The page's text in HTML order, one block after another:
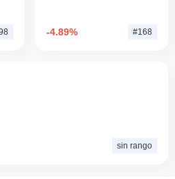
-4.89% #168
sin rango